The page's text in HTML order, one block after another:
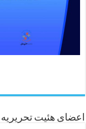
اعضای هئیت تحریریه